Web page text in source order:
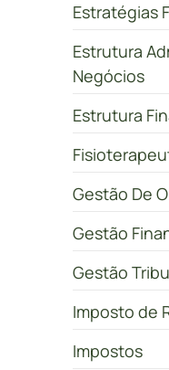
Estratégias
Estrutura
Negócios
Estrutura
Gestão De
Gestão
Gestão
Imposto de
Impostos